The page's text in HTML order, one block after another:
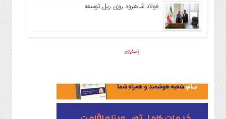
فولاد شاهرود روی ریل توسعه